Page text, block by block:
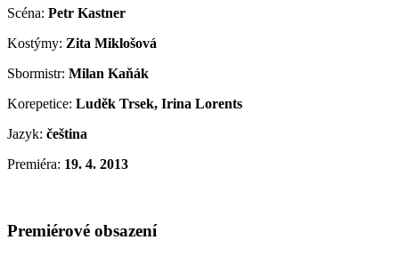
Scéna: Petr Kastner
Kostýmy: Zita Miklošová
Sbormistr: Milan Kaňák
Korepetice: Luděk Trsek, Irina Lorents
Jazyk: čeština
Premiéra: 19. 4. 2013
Premiérové obsazení